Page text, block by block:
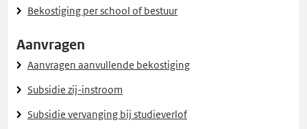
Bekostiging per school of bestuur
Aanvragen
Aanvragen aanvullende bekostiging
Subsidie zij-instroom
Subsidie vervanging bij studieverlof